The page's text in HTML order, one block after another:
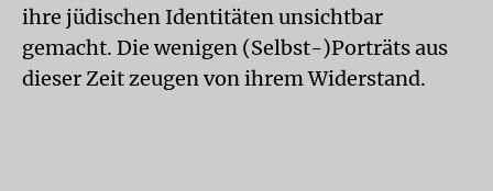
ihre jüdischen Identitäten unsichtbar
gemacht. Die wenigen (Selbst-)Porträts aus
dieser Zeit zeugen von ihrem Widerstand.